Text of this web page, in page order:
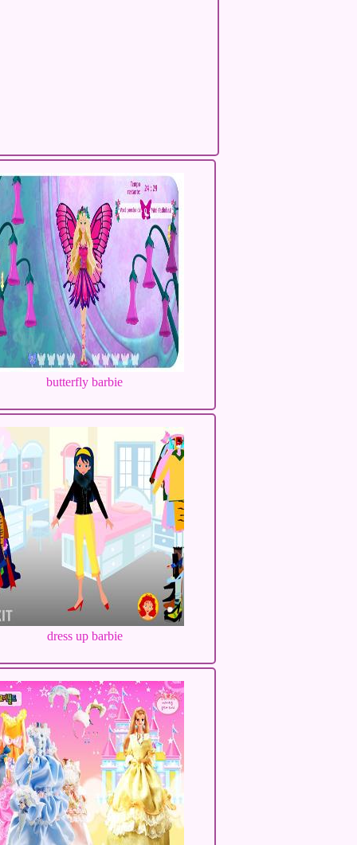
butterfly barbie
dress up barbie